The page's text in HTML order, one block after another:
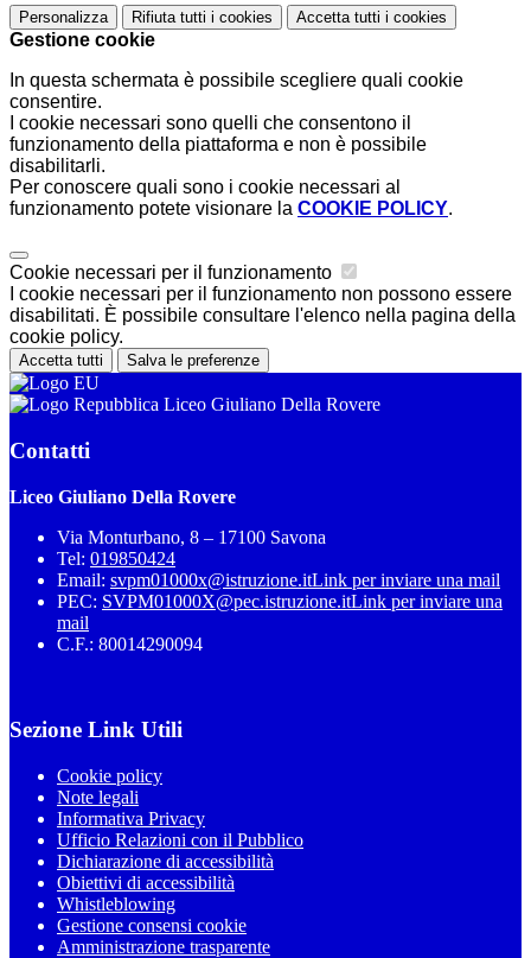
Personalizza Rifiuta tutti i cookies Accetta tutti i cookies
Gestione cookie
In questa schermata è possibile scegliere quali cookie
consentire.
I cookie necessari sono quelli che consentono il
funzionamento della piattaforma e non è possibile
disabilitarli.
Per conoscere quali sono i cookie necessari al
funzionamento potete visionare la COOKIE POLICY.
Cookie necessari per il funzionamento
I cookie necessari per il funzionamento non possono essere
disabilitati. È possibile consultare l'elenco nella pagina della
cookie policy.
Accetta tutti Salva le preferenze
Liceo Giuliano Della Rovere
Contatti
Liceo Giuliano Della Rovere
Via Monturbano, 8 – 17100 Savona
Tel: 019850424
Email: svpm01000x@istruzione.itLink per inviare una mail
PEC: SVPM01000X@pec.istruzione.itLink per inviare una
mail
C.F.: 80014290094
Sezione Link Utili
Cookie policy
Note legali
Informativa Privacy
Ufficio Relazioni con il Pubblico
Dichiarazione di accessibilità
Obiettivi di accessibilità
Whistleblowing
Gestione consensi cookie
Amministrazione trasparente